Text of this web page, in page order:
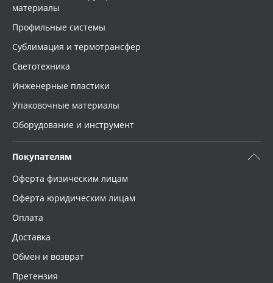
материалы
Профильные системы
Сублимация и термотрансфер
Светотехника
Инженерные пластики
Упаковочные материалы
Оборудование и инструмент
Покупателям
Оферта физическим лицам
Оферта юридическим лицам
Оплата
Доставка
Обмен и возврат
Претензия